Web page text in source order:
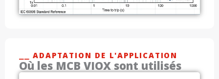
⎯⎯ ADAPTATION DE L'APPLICATION
Où les MCB VIOX sont utilisés